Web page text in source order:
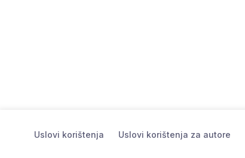
Uslovi korištenja Uslovi korištenja za autore